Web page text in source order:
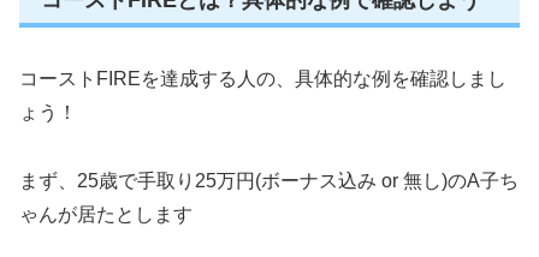
コーストFIREを達成する人の、具体的な例を確認しまし
ょう！
まず、25歳で手取り25万円(ボーナス込み or 無し)のA子ち
ゃんが居たとします